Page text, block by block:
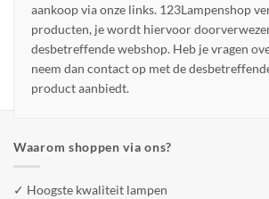
aankoop via onze links. 123Lampenshop
producten, je wordt hiervoor
desbetreffende webshop. Heb je vragen
neem dan contact op met de
product aanbiedt.
Waarom shoppen via ons?
✓ Hoogste kwaliteit lampen